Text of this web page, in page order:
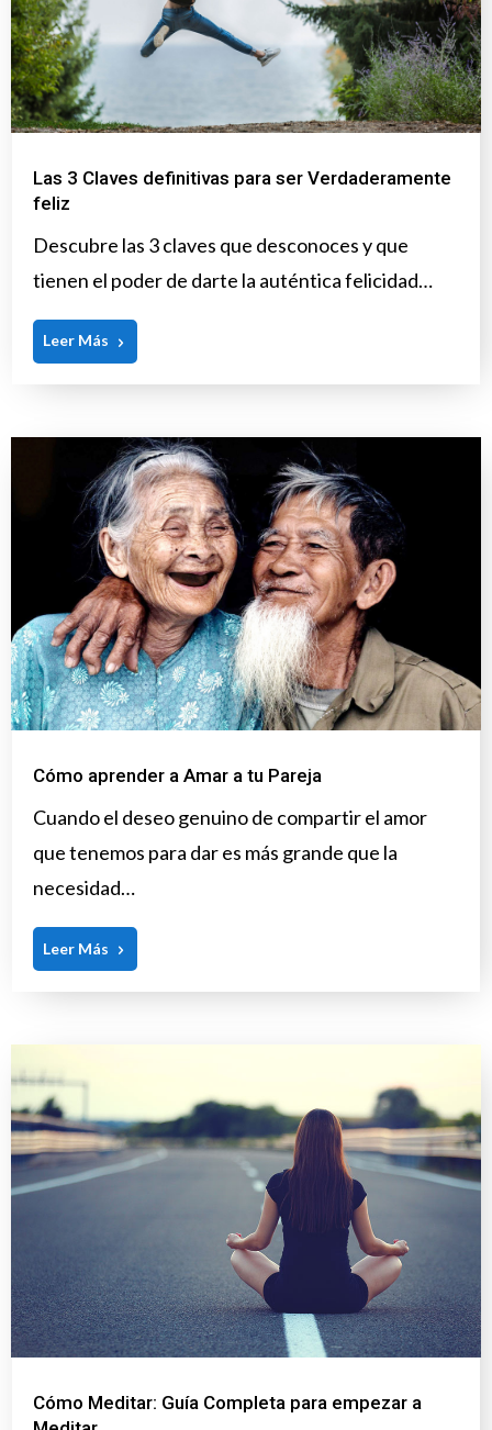
Las 3 Claves definitivas para ser Verdaderamente
feliz
Descubre las 3 claves que desconoces y que
tienen el poder de darte la auténtica felicidad…
Leer Más
Cómo aprender a Amar a tu Pareja
Cuando el deseo genuino de compartir el amor
que tenemos para dar es más grande que la
necesidad…
Leer Más
Cómo Meditar: Guía Completa para empezar a